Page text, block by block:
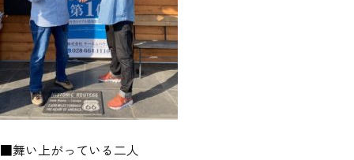
■舞い上がっている二人